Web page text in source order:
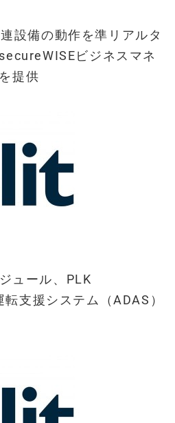
設備の動作を準リアルタ
ビジネスマネ
提供
ュール、PLK
支援システム（ADAS）